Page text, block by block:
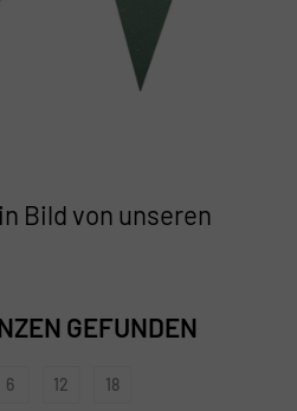
Bild von unseren
GEFUNDEN
6 12 18